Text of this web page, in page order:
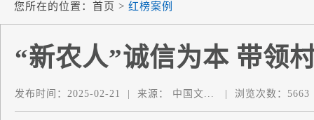
您所在的位置： 首页 > 红榜案例
“新农人”诚信为本 带领
发布时间： 2025-02-21 来源： 中国文... 浏览次数： 5663